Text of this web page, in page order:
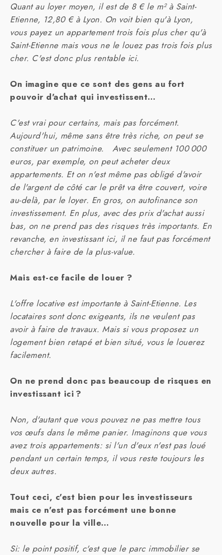
Quant au loyer moyen, il est de 8 € le m² à Saint-
Etienne, 12,80 € à Lyon. On voit bien qu'à Lyon,
vous payez un appartement trois fois plus cher qu'à
Saint-Etienne mais vous ne le louez pas trois fois plus
cher. C'est donc plus rentable ici.
On imagine que ce sont des gens au fort
pouvoir d'achat qui investissent…
C'est vrai pour certains, mais pas forcément.
Aujourd'hui, même sans être très riche, on peut se
constituer un patrimoine. Avec seulement 100 000
euros, par exemple, on peut acheter deux
appartements. Et on n'est même pas obligé d'avoir
de l'argent de côté car le prêt va être couvert, voire
au-delà, par le loyer. En gros, on autofinance son
investissement. En plus, avec des prix d'achat aussi
bas, on ne prend pas des risques très importants. En
revanche, en investissant ici, il ne faut pas forcément
chercher à faire de la plus-value.
Mais est-ce facile de louer ?
L'offre locative est importante à Saint-Etienne. Les
locataires sont donc exigeants, ils ne veulent pas
avoir à faire de travaux. Mais si vous proposez un
logement bien retapé et bien situé, vous le louerez
facilement.
On ne prend donc pas beaucoup de risques en
investissant ici ?
Non, d'autant que vous pouvez ne pas mettre tous
vos œufs dans le même panier. Imaginons que vous
avez trois appartements: si l'un d'eux n'est pas loué
pendant un certain temps, il vous reste toujours les
deux autres.
Tout ceci, c'est bien pour les investisseurs
mais ce n'est pas forcément une bonne
nouvelle pour la ville…
Si: le point positif, c'est que le parc immobilier se